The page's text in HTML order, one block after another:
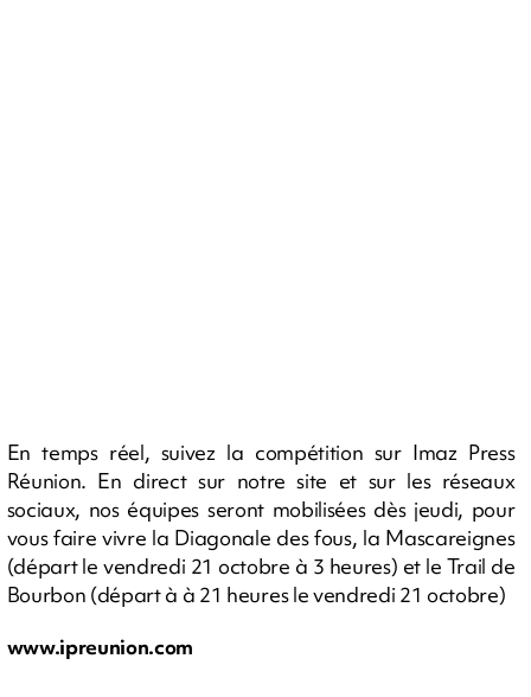
En temps réel, suivez la compétition sur Imaz Press
Réunion. En direct sur notre site et sur les réseaux
sociaux, nos équipes seront mobilisées dès jeudi, pour
vous faire vivre la Diagonale des fous, la Mascareignes
(départ le vendredi 21 octobre à 3 heures) et le Trail de
Bourbon (départ à à 21 heures le vendredi 21 octobre)
www.ipreunion.com